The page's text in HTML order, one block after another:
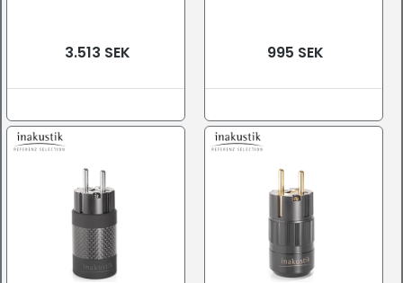
3.513 SEK 995 SEK